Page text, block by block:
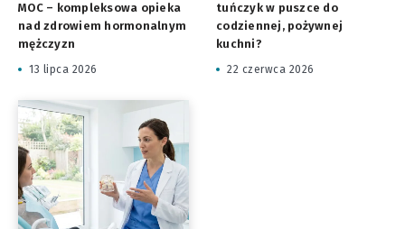
MOC – kompleksowa opieka
nad zdrowiem hormonalnym
mężczyzn
13 lipca 2026
tuńczyk w puszce do
codziennej, pożywnej
kuchni?
22 czerwca 2026